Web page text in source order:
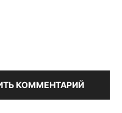
КОММЕНТАРИЙ